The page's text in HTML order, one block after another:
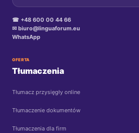
☎ +48 600 00 44 66
✉ biuro@linguaforum.eu
WhatsApp
OFERTA
Tłumaczenia
Tłumacz przysięgły online
Tłumaczenie dokumentów
Tłumaczenia dla firm